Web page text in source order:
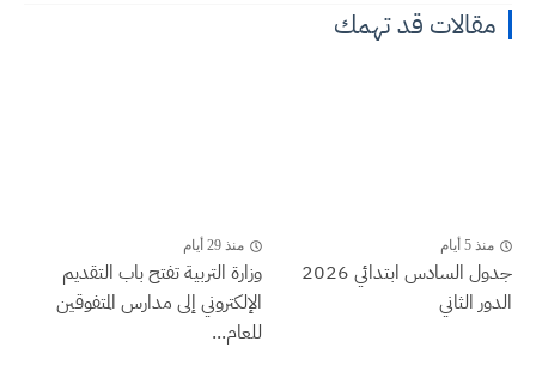
مقالات قد تهمك
منذ 5 أيام
جدول السادس ابتدائي 2026
الدور الثاني
منذ 29 أيام
وزارة التربية تفتح باب التقديم
الإلكتروني إلى مدارس المتفوقين
للعام...